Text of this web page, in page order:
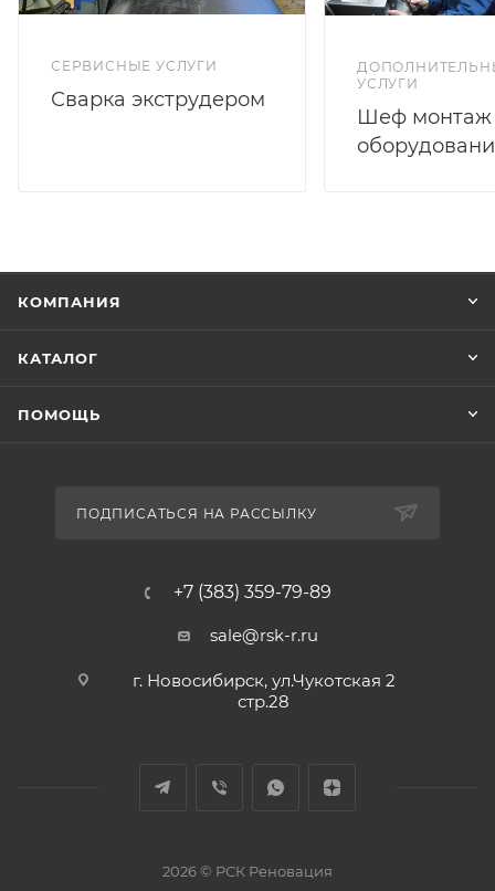
СЕРВИСНЫЕ УСЛУГИ
Сварка экструдером
УСЛУГИ
Шеф монтаж
КОМПАНИЯ
КАТАЛОГ
ПОМОЩЬ
ПОДПИСАТЬСЯ НА РАССЫЛКУ
+7 (383) 359-79-89
sale@rsk-r.ru
г. Новосибирск, ул.Чукотская 2
стр.28
2026 © РСК Реновация